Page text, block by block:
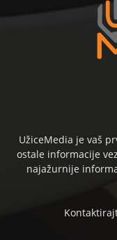
UžiceMedia je vaš
ostale informacije
najažurnije